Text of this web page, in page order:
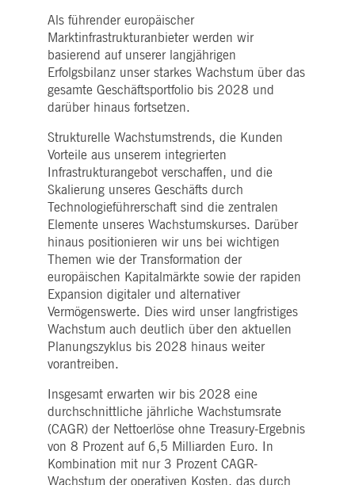
Als führender europäischer
Marktinfrastrukturanbieter werden wir
basierend auf unserer langjährigen
Erfolgsbilanz unser starkes Wachstum über das
gesamte Geschäftsportfolio bis 2028 und
darüber hinaus fortsetzen.
Strukturelle Wachstumstrends, die Kunden
Vorteile aus unserem integrierten
Infrastrukturangebot verschaffen, und die
Skalierung unseres Geschäfts durch
Technologieführerschaft sind die zentralen
Elemente unseres Wachstumskurses. Darüber
hinaus positionieren wir uns bei wichtigen
Themen wie der Transformation der
europäischen Kapitalmärkte sowie der rapiden
Expansion digitaler und alternativer
Vermögenswerte. Dies wird unser langfristiges
Wachstum auch deutlich über den aktuellen
Planungszyklus bis 2028 hinaus weiter
vorantreiben.
Insgesamt erwarten wir bis 2028 eine
durchschnittliche jährliche Wachstumsrate
(CAGR) der Nettoerlöse ohne Treasury-Ergebnis
von 8 Prozent auf 6,5 Milliarden Euro. In
Kombination mit nur 3 Prozent CAGR-
deutsche-
boerse.com
Sitzung
Dieses Cookie wird vom
Application Gateway zur
LinkedIn
Corporation
.linkedin.com
5
Wochen
Wird verwendet, um die
Cookies für nicht
wesentliche Zwecke zu
deutsche-
boerse.com
Sitzung
Dieses Cookie wird vom
Application Gateway
Session auch bei Cross-
Origin-Anfragen
www.eurex.com Sitzung
Dieses Cookie wird in
Verbindung mit dem
Lastausgleich verwendet,
um sicherzustellen, dass
die Förderung einer
effektiven
Ressourcennutzung zu
verbessern. Insbesondere
Sharing) Version die